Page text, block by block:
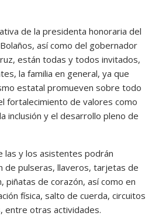
de la presidenta honoraria del
así como del gobernador
están todas y todos invitados,
la familia en general, ya que
estatal promueven sobre todo
fortalecimiento de valores como
inclusión y el desarrollo pleno de
las y los asistentes podrán
de pulseras, llaveros, tarjetas de
piñatas de corazón, así como en
física, salto de cuerda, circuitos
entre otras actividades.